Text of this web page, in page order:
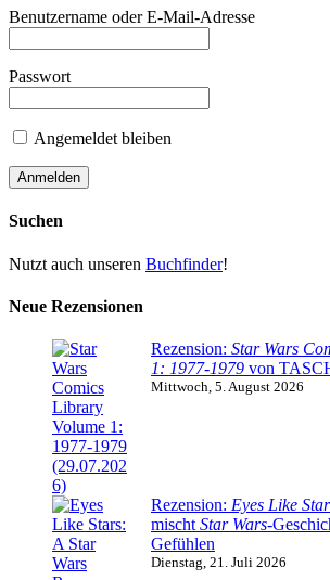
Benutzername oder E-Mail-Adresse
Passwort
Angemeldet bleiben
Suchen
Nutzt auch unseren Buchfinder!
Neue Rezensionen
Rezension: Star Wars
1: 1977-1979 von
Mittwoch, 5. August 2026
Rezension: Eyes Like
mischt Star Wars-
Gefühlen
Dienstag, 21. Juli 2026